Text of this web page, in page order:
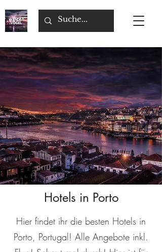
Hotels in Porto
Hier findet ihr die besten Hotels in
Porto, Portugal! Alle Angebote inkl.